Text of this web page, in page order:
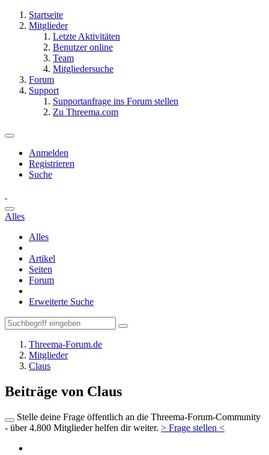
Startseite
Mitglieder
Letzte Aktivitäten
Benutzer online
Team
Mitgliedersuche
Forum
Support
Supportanfrage ins Forum stellen
Zu Threema.com
Anmelden
Registrieren
Suche
Alles
Alles
Artikel
Seiten
Forum
Erweiterte Suche
Threema-Forum.de
Mitglieder
Claus
Beiträge von Claus
Stelle deine Frage öffentlich an die Threema-Forum-Community
- über 4.800 Mitglieder helfen dir weiter. > Frage stellen <